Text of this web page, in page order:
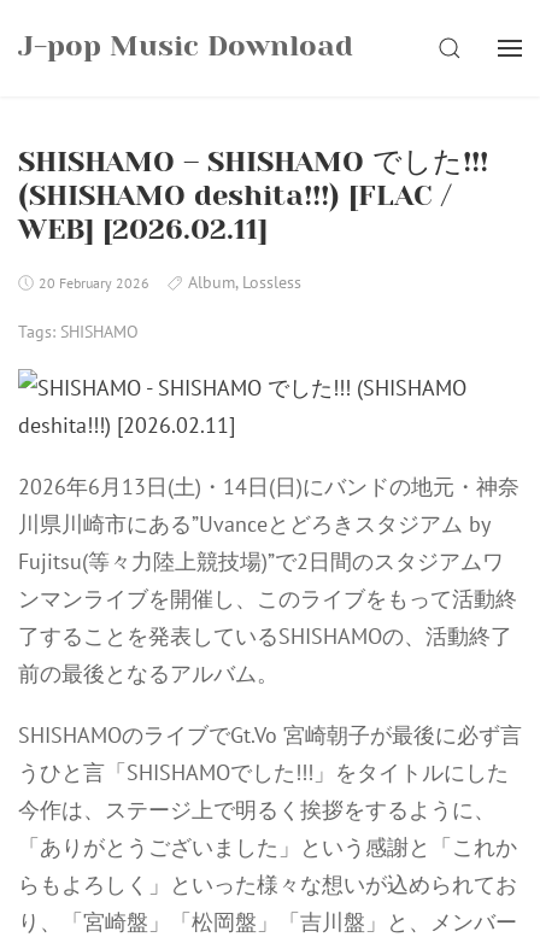
J-pop Music Download SEARCH
SHISHAMO – SHISHAMO でした!!!
(SHISHAMO deshita!!!) [FLAC /
WEB] [2026.02.11]
20 February 2026 Album, Lossless
Tags: SHISHAMO
2026年6月13日(土)・14日(日)にバンドの地元・神奈
川県川崎市にある”Uvanceとどろきスタジアム by
Fujitsu(等々力陸上競技場)”で2日間のスタジアムワ
ンマンライブを開催し、このライブをもって活動終
了することを発表しているSHISHAMOの、活動終了
前の最後となるアルバム。
SHISHAMOのライブでGt.Vo 宮崎朝子が最後に必ず言
うひと言「SHISHAMOでした!!!」をタイトルにした
今作は、ステージ上で明るく挨拶をするように、
「ありがとうございました」という感謝と「これか
らもよろしく」といった様々な想いが込められてお
り、「宮崎盤」「松岡盤」「吉川盤」と、メンバー